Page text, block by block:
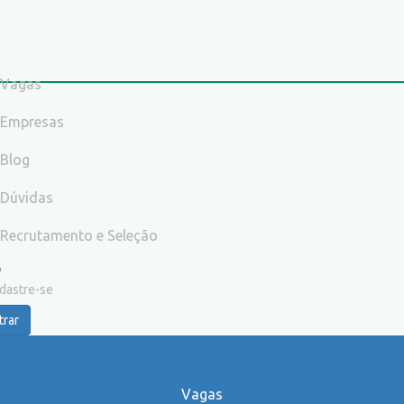
Vagas
Empresas
Blog
Dúvidas
Recrutamento e Seleção
se
Vagas